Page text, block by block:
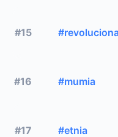
#15
#16 #mumia
#17 #etnia